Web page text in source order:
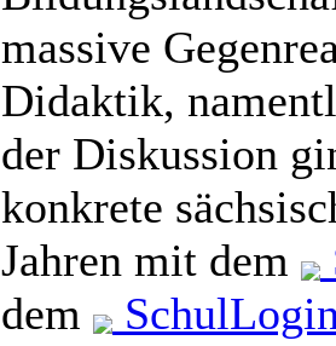
massive
Didaktik,
der Diskussion
konkrete
Jahren mit dem
dem